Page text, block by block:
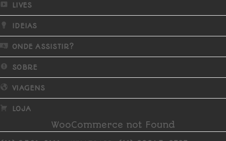
LIVES
IDEIAS
ONDE ASSISTIR?
SOBRE
VIAGENS
LOJA
WooCommerce not Found